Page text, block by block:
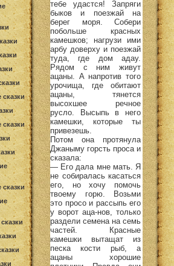
сказки
сказки
сказки
тебе удастся! Запряги
быков и поезжай на
берег моря. Собери
побольше красных
камешков; нагрузи ими
арбу доверху и поезжай
туда, где дом адау.
Рядом с ним живут
ацаны. А напротив того
урочища, где обитают
ацаны, тянется
высохшее речное
русло. Высыпь в него
камешки, которые ты
привезешь.
Потом она протянула
Джаныму горсть проса и
сказала:
— Его дала мне мать. Я
не собиралась касаться
его, но хочу помочь
твоему горю. Возьми
это просо и рассыпь его
у ворот аца-нов, только
раздели семена на семь
частей. Красные
камешки вытащат из
песка кости рыб, а
ацаны хорошие